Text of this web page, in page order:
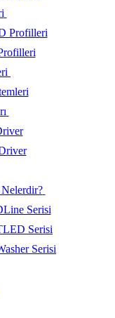
Profilleri
Serisi
Serisi
Serisi